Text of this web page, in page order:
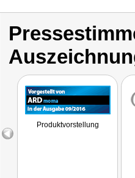
Produktvorstellung